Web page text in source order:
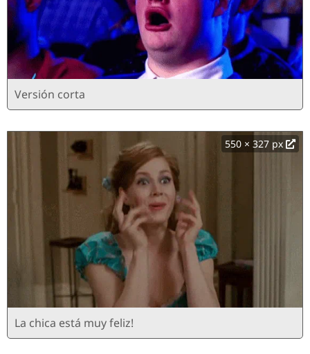
Versión corta
550 × 327 px
La chica está muy feliz!